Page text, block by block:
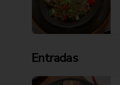
Entradas